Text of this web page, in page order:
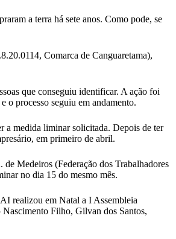
a terra há sete anos. Como pode, se
Comarca de Canguaretama),
que conseguiu identificar. A ação foi
o processo seguiu em andamento.
a medida liminar solicitada. Depois de ter
em primeiro de abril.
Medeiros (Federação dos Trabalhadores
no dia 15 do mesmo mês.
realizou em Natal a I Assembleia
Filho, Gilvan dos Santos,